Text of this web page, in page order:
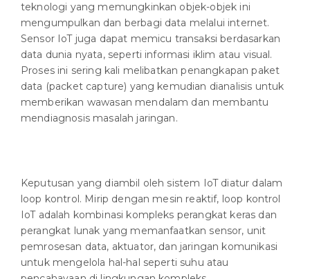
teknologi yang memungkinkan objek-objek ini
mengumpulkan dan berbagi data melalui internet.
Sensor IoT juga dapat memicu transaksi berdasarkan
data dunia nyata, seperti informasi iklim atau visual.
Proses ini sering kali melibatkan penangkapan paket
data (packet capture) yang kemudian dianalisis untuk
memberikan wawasan mendalam dan membantu
mendiagnosis masalah jaringan.
Keputusan yang diambil oleh sistem IoT diatur dalam
loop kontrol. Mirip dengan mesin reaktif, loop kontrol
IoT adalah kombinasi kompleks perangkat keras dan
perangkat lunak yang memanfaatkan sensor, unit
pemrosesan data, aktuator, dan jaringan komunikasi
untuk mengelola hal-hal seperti suhu atau